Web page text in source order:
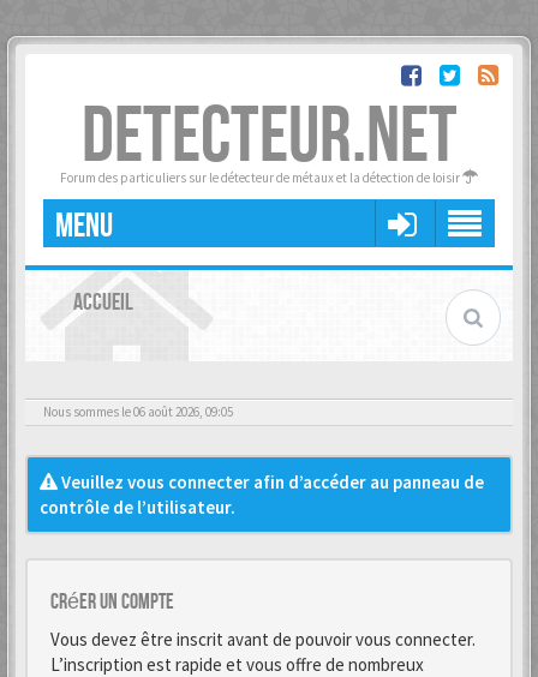
DETECTEUR.NET
Forum des particuliers sur le détecteur de métaux et la détection de loisir
MENU
ACCUEIL
Nous sommes le 06 août 2026, 09:05
Veuillez vous connecter afin d’accéder au panneau de
contrôle de l’utilisateur.
Créer un Compte
Vous devez être inscrit avant de pouvoir vous connecter.
L’inscription est rapide et vous offre de nombreux